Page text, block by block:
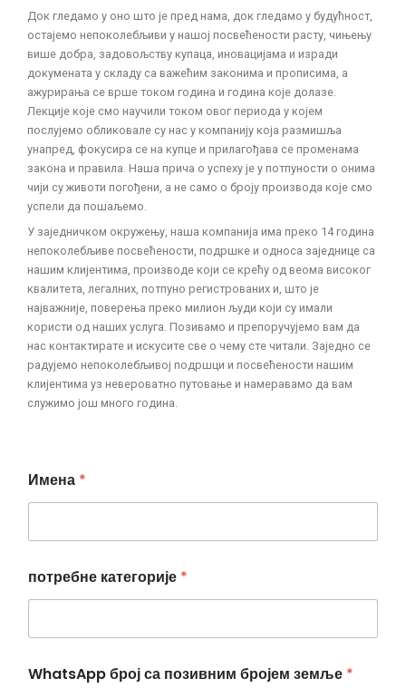
Док гледамо у оно што је пред нама, док гледамо у будућност,
остајемо непоколебљиви у нашој посвећености расту, чињењу
више добра, задовољству купаца, иновацијама и изради
докумената у складу са важећим законима и прописима, а
ажурирања се врше током година и година које долазе.
Лекције које смо научили током овог периода у којем
послујемо обликовале су нас у компанију која размишља
унапред, фокусира се на купце и прилагођава се променама
закона и правила. Наша прича о успеху је у потпуности о онима
чији су животи погођени, а не само о броју производа које смо
успели да пошаљемо.
У заједничком окружењу, наша компанија има преко 14 година
непоколебљиве посвећености, подршке и односа заједнице са
нашим клијентима, производе који се крећу од веома високог
квалитета, легалних, потпуно регистрованих и, што је
најважније, поверења преко милион људи који су имали
користи од наших услуга. Позивамо и препоручујемо вам да
нас контактирате и искусите све о чему сте читали. Заједно се
радујемо непоколебљивој подршци и посвећености нашим
клијентима уз невероватно путовање и намеравамо да вам
служимо још много година
Имена *
р
а
к
з
потребне категорије *
WhatsApp број са позивним бројем земље *